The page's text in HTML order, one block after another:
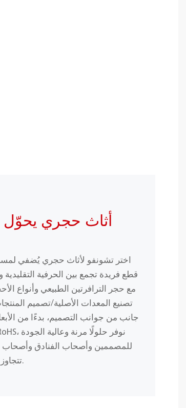
أثاث حجري يحوّل
اختر تشونفو لأثاث حجري يُضفي
قطع فريدة تجمع بين الحرفية التقليدية
مع حجر الترافرتين الطبيعي وأنواع
تصنيع المعدات الأصلية/تصميم
جانب من جوانب التصميم، بدءًا من
للمصممين وأصحاب الفنادق وأصحاب
تتجاوز كل قطعة توقعاتك من حيث الجمال والمتانة.